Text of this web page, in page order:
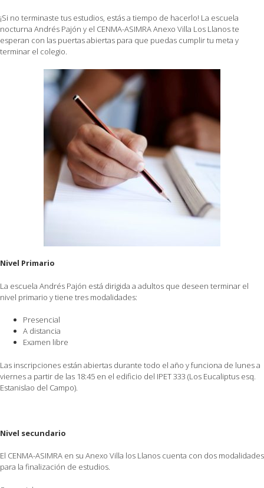
¡Si no terminaste tus estudios, estás a tiempo de hacerlo! La escuela
nocturna Andrés Pajón y el CENMA-ASIMRA Anexo Villa Los Llanos te
esperan con las puertas abiertas para que puedas cumplir tu meta y
terminar el colegio.
Nivel Primario
La escuela Andrés Pajón está dirigida a adultos que deseen terminar el
nivel primario y tiene tres modalidades:
Presencial
A distancia
Examen libre
Las inscripciones están abiertas durante todo el año y funciona de lunes a
viernes a partir de las 18:45 en el edificio del IPET 333 (Los Eucaliptus esq.
Estanislao del Campo).
Nivel secundario
El CENMA-ASIMRA en su Anexo Villa los Llanos cuenta con dos modalidades
para la finalización de estudios.